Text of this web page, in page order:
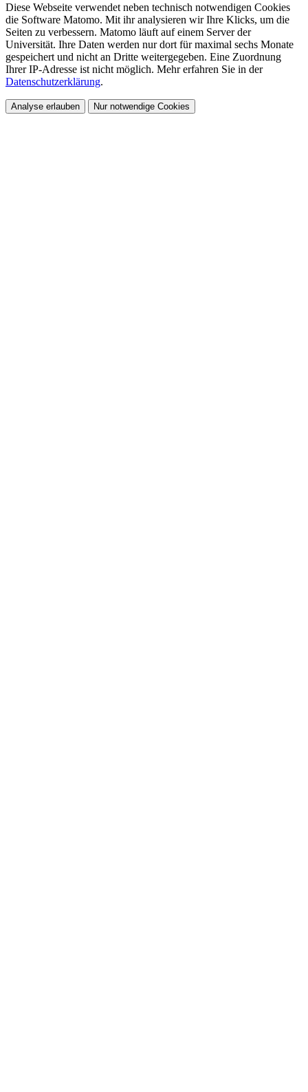
Diese Webseite verwendet neben technisch notwendigen Cookies
die Software Matomo. Mit ihr analysieren wir Ihre Klicks, um die
Seiten zu verbessern. Matomo läuft auf einem Server der
Universität. Ihre Daten werden nur dort für maximal sechs Monate
gespeichert und nicht an Dritte weitergegeben. Eine Zuordnung
Ihrer IP-Adresse ist nicht möglich. Mehr erfahren Sie in der
Datenschutzerklärung.
Analyse erlauben Nur notwendige Cookies